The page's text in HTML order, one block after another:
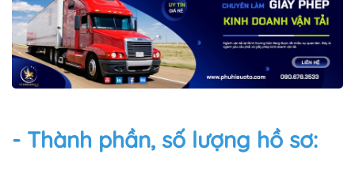
- Thành phần, số lượng hồ sơ: